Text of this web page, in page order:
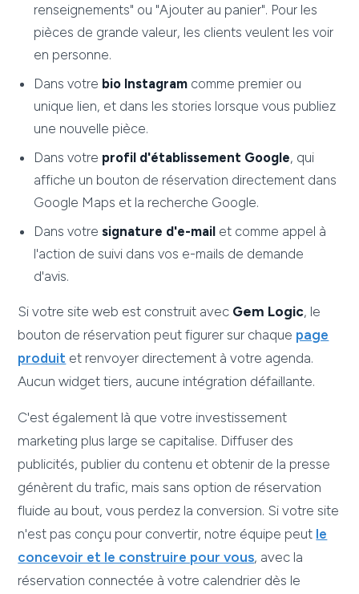
renseignements" ou "Ajouter au panier". Pour les
pièces de grande valeur, les clients veulent les voir
en personne.
Dans votre bio Instagram comme premier ou
unique lien, et dans les stories lorsque vous publiez
une nouvelle pièce.
Dans votre profil d'établissement Google, qui
affiche un bouton de réservation directement dans
Google Maps et la recherche Google.
Dans votresignature d'e-mail et comme appel à
l'action de suivi dans vos e-mails de demande
d'avis.
Si votre site web est construit avec Gem Logic, le
bouton de réservation peut figurer sur chaque page
produit et renvoyer directement à votre agenda.
Aucun widget tiers, aucune intégration défaillante.
C'est également là que votre investissement
marketing plus large se capitalise. Diffuser des
publicités, publier du contenu et obtenir de la presse
génèrent du trafic, mais sans option de réservation
fluide au bout, vous perdez la conversion. Si votre site
n'est pas conçu pour convertir, notre équipe peut le
concevoir et le construire pour vous, avec la
réservation connectée à votre calendrier dès le